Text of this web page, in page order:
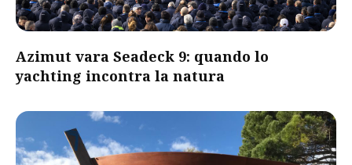
Azimut vara Seadeck 9: quando lo
yachting incontra la natura